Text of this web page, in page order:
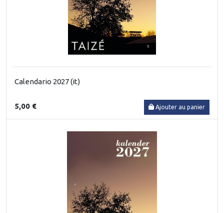
Calendario 2027 (it)
5,00 € Ajouter au panier